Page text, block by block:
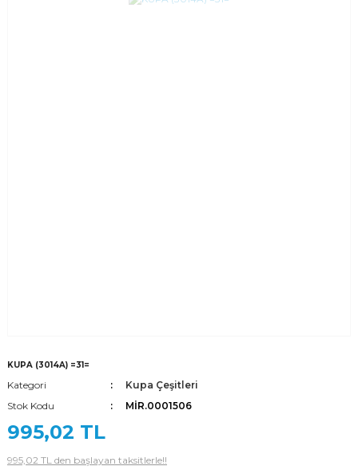
KUPA (3014A) =31=
Kategori
Kupa Çeşitleri
Stok Kodu
MİR.0001506
995,02 TL
995,02 TL den başlayan taksitlerle!!